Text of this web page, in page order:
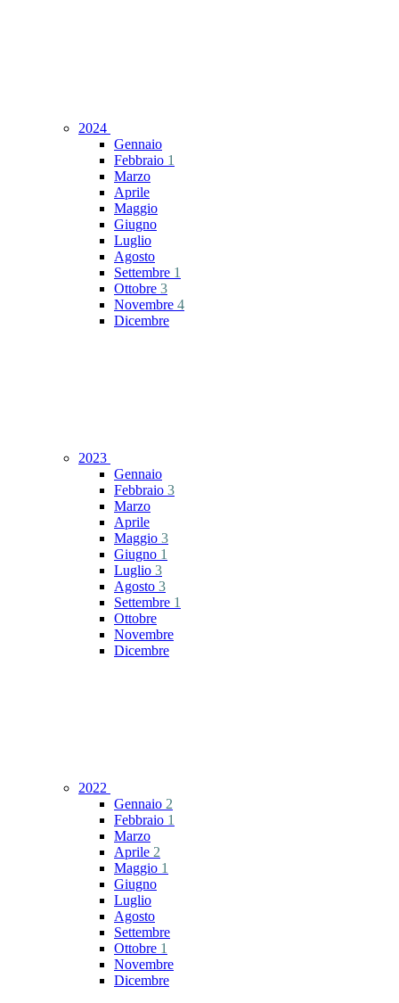
2024
Gennaio
Febbraio 1
Marzo
Aprile
Maggio
Giugno
Luglio
Agosto
Settembre 1
Ottobre 3
Novembre 4
Dicembre
2023
Gennaio
Febbraio 3
Marzo
Aprile
Maggio 3
Giugno 1
Luglio 3
Agosto 3
Settembre 1
Ottobre
Novembre
Dicembre
2022
Gennaio 2
Febbraio 1
Marzo
Aprile 2
Maggio 1
Giugno
Luglio
Agosto
Settembre
Ottobre 1
Novembre
Dicembre